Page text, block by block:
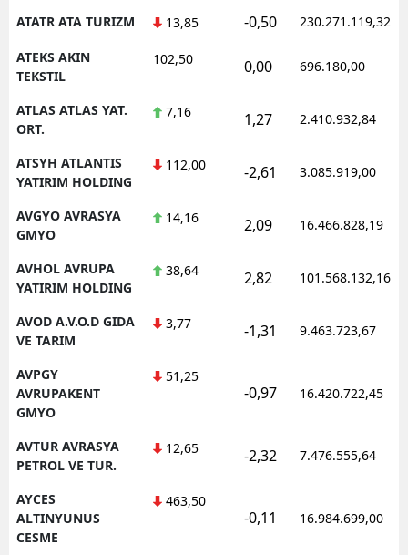
ATATR ATA TURIZM 13,85 -0,50 230.271.119,32
ATEKS AKIN
TEKSTIL
102,50 0,00 696.180,00
ATLAS ATLAS YAT.
ORT.
7,16 1,27 2.410.932,84
ATSYH ATLANTIS
YATIRIM HOLDING
112,00 -2,61 3.085.919,00
AVGYO AVRASYA
GMYO
14,16 2,09 16.466.828,19
AVHOL AVRUPA
YATIRIM HOLDING
38,64 2,82 101.568.132,16
AVOD A.V.O.D GIDA
VE TARIM
3,77 -1,31 9.463.723,67
AVPGY
AVRUPAKENT
GMYO
51,25
-0,97 16.420.722,45
AVTUR AVRASYA
PETROL VE TUR.
12,65 -2,32 7.476.555,64
AYCES
ALTINYUNUS
CESME
463,50
-0,11 16.984.699,00